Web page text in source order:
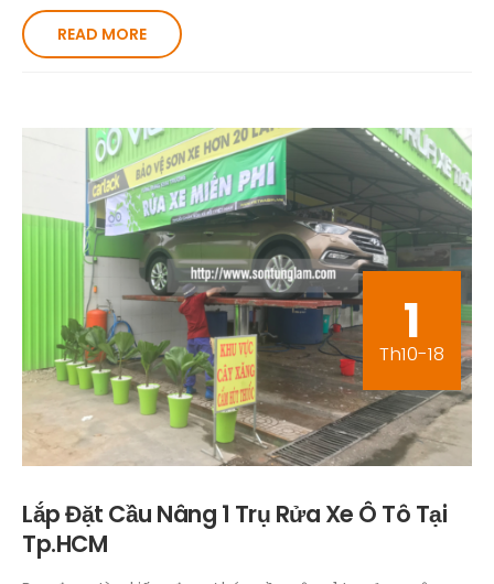
READ MORE
1
Th10-18
Lắp Đặt Cầu Nâng 1 Trụ Rửa Xe Ô Tô Tại
Tp.HCM